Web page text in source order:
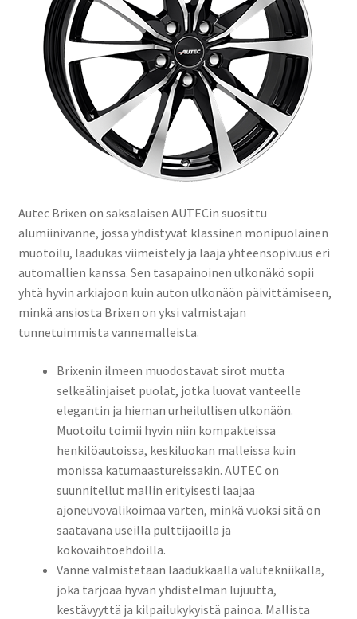
Autec Brixen on saksalaisen AUTECin suosittu
alumiinivanne, jossa yhdistyvät klassinen monipuolainen
muotoilu, laadukas viimeistely ja laaja yhteensopivuus eri
automallien kanssa. Sen tasapainoinen ulkonäkö sopii
yhtä hyvin arkiajoon kuin auton ulkonäön päivittämiseen,
minkä ansiosta Brixen on yksi valmistajan
tunnetuimmista vannemalleista.
Brixenin ilmeen muodostavat sirot mutta
selkeälinjaiset puolat, jotka luovat vanteelle
elegantin ja hieman urheilullisen ulkonäön.
Muotoilu toimii hyvin niin kompakteissa
henkilöautoissa, keskiluokan malleissa kuin
monissa katumaastureissakin. AUTEC on
suunnitellut mallin erityisesti laajaa
ajoneuvovalikoimaa varten, minkä vuoksi sitä on
saatavana useilla pulttijaoilla ja
kokovaihtoehdoilla.
Vanne valmistetaan laadukkaalla valutekniikalla,
joka tarjoaa hyvän yhdistelmän lujuutta,
kestävyyttä ja kilpailukykyistä painoa. Mallista